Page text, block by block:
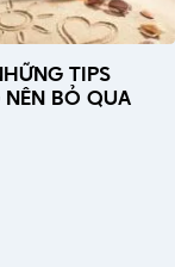
TIPS
BỎ QUA